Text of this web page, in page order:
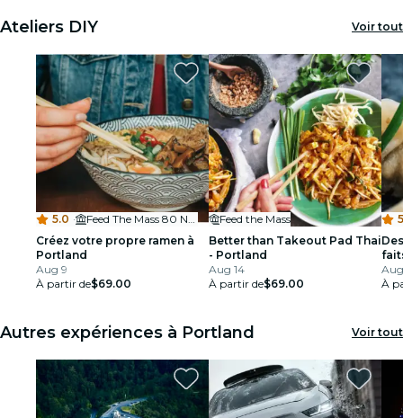
Ateliers DIY Voir tout
5.0 ·
Feed The Mass 80 NW Davis Street
Créez votre propre ramen à
Portland
Aug 9
À partir de$69.00
Feed the Mass
Better than Takeout Pad Thai
- Portland
Aug 14
À partir de$69.00
À
Autres expériences à Portland Voir tout